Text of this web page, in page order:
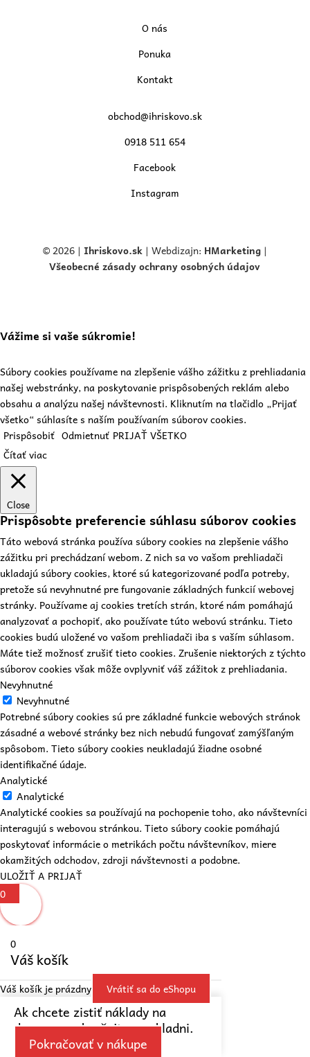
O nás
Ponuka
Kontakt
obchod@ihriskovo.sk
0918 511 654
Facebook
Instagram
© 2026 | Ihriskovo.sk| Webdizajn: HMarketing |
Všeobecné zásady ochrany osobných údajov
Vážime si vaše súkromie!
Súbory cookies používame na zlepšenie vášho zážitku z prehliadania
našej webstránky, na poskytovanie prispôsobených reklám alebo
obsahu a analýzu našej návštevnosti. Kliknutím na tlačidlo „Prijať
všetko“ súhlasíte s naším používaním súborov cookies.
Prispôsobiť Odmietnuť PRIJAŤ VŠETKO
Čítať viac
Close
Prispôsobte preferencie súhlasu súborov cookies
Táto webová stránka používa súbory cookies na zlepšenie vášho
zážitku pri prechádzaní webom. Z nich sa vo vašom prehliadači
ukladajú súbory cookies, ktoré sú kategorizované podľa potreby,
pretože sú nevyhnutné pre fungovanie základných funkcií webovej
stránky. Používame aj cookies tretích strán, ktoré nám pomáhajú
analyzovať a pochopiť, ako používate túto webovú stránku. Tieto
cookies budú uložené vo vašom prehliadači iba s vaším súhlasom.
Máte tiež možnosť zrušiť tieto cookies. Zrušenie niektorých z týchto
súborov cookies však môže ovplyvniť váš zážitok z prehliadania.
Nevyhnutné
Nevyhnutné
Potrebné súbory cookies sú pre základné funkcie webových stránok
zásadné a webové stránky bez nich nebudú fungovať zamýšľaným
spôsobom. Tieto súbory cookies neukladajú žiadne osobné
identifikačné údaje.
Analytické
Analytické
Analytické cookies sa používajú na pochopenie toho, ako návštevníci
interagujú s webovou stránkou. Tieto súbory cookie pomáhajú
poskytovať informácie o metrikách počtu návštevníkov, miere
okamžitých odchodov, zdroji návštevnosti a podobne.
ULOŽIŤ A PRIJAŤ
0
0
Váš košík
Váš košík je prázdny Vrátiť sa do eShopu
Ak chcete zistiť náklady na
dopravu, pokračujte v pokladni.
Pokračovať v nákupe